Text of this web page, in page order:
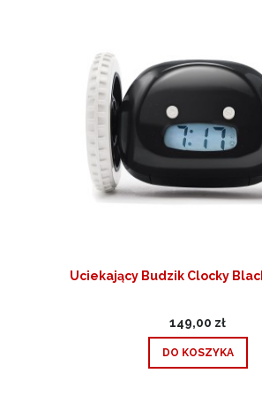
Uciekający Budzik Clocky
149,00 zł
DO KOSZYKA